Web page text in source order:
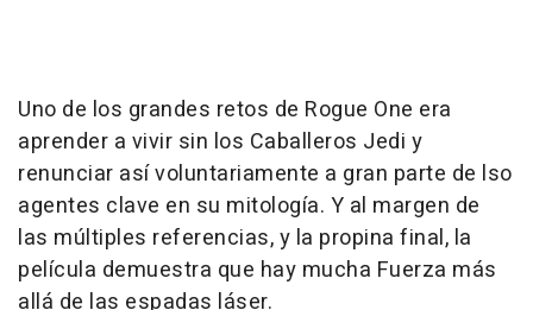
Uno de los grandes retos de Rogue One era
aprender a vivir sin los Caballeros Jedi y
renunciar así voluntariamente a gran parte de lso
agentes clave en su mitología. Y al margen de
las múltiples referencias, y la propina final, la
película demuestra que hay mucha Fuerza más
allá de las espadas láser.